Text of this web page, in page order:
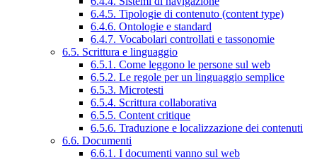
6.4.5. Tipologie di contenuto (content type)
6.4.6. Ontologie e standard
6.4.7. Vocabolari controllati e tassonomie
6.5. Scrittura e linguaggio
6.5.1. Come leggono le persone sul web
6.5.2. Le regole per un linguaggio semplice
6.5.3. Microtesti
6.5.4. Scrittura collaborativa
6.5.5. Content critique
6.5.6. Traduzione e localizzazione dei contenuti
6.6. Documenti
6.6.1. I documenti vanno sul web